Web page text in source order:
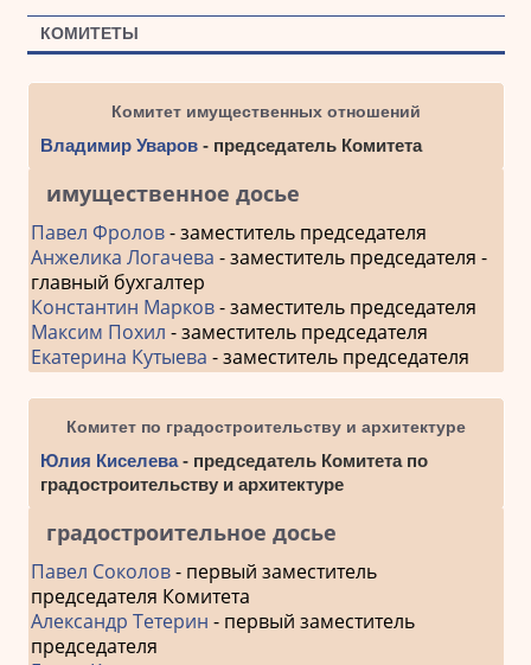
КОМИТЕТЫ
Комитет имущественных отношений
Владимир Уваров- председатель Комитета
имущественное досье
Павел Фролов- заместитель председателя
Анжелика Логачева - заместитель председателя -
главный бухгалтер
Константин Марков- заместитель председателя
Максим Похил - заместитель председателя
Екатерина Кутыева - заместитель председателя
Комитет по градостроительству и архитектуре
Юлия Киселева- председатель Комитета по
градостроительству и архитектуре
градостроительное досье
Павел Соколов- первый заместитель
председателя Комитета
Александр Тетерин - первый заместитель
председателя